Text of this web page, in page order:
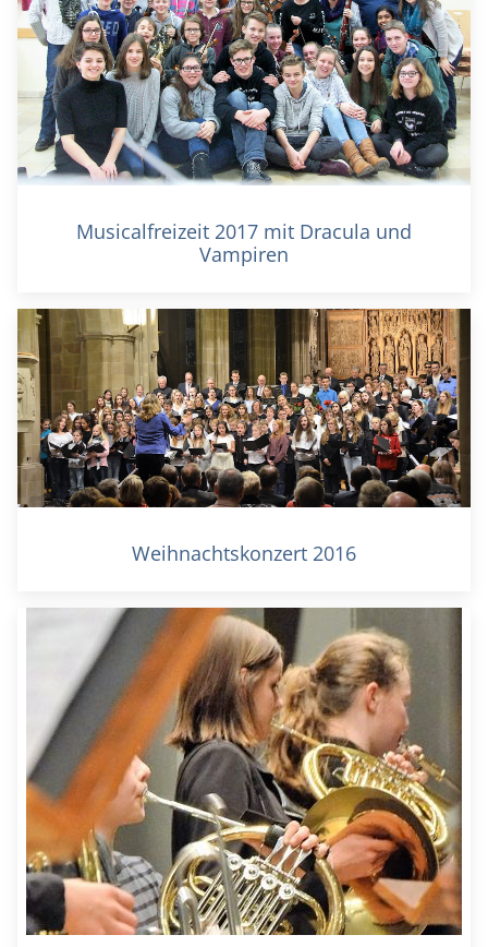
Musicalfreizeit 2017 mit Dracula und
Vampiren
Weihnachtskonzert 2016